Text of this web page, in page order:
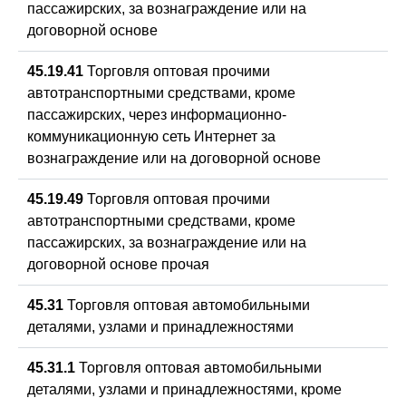
пассажирских, за вознаграждение или на
договорной основе
45.19.41 Торговля оптовая прочими
автотранспортными средствами, кроме
пассажирских, через информационно-
коммуникационную сеть Интернет за
вознаграждение или на договорной основе
45.19.49 Торговля оптовая прочими
автотранспортными средствами, кроме
пассажирских, за вознаграждение или на
договорной основе прочая
45.31 Торговля оптовая автомобильными
деталями, узлами и принадлежностями
45.31.1 Торговля оптовая автомобильными
деталями, узлами и принадлежностями, кроме